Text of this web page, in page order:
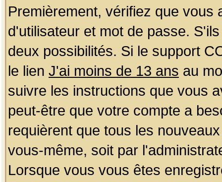
Premièrement, vérifiez que
d'utilisateur et mot de passe.
deux possibilités. Si le support
le lien J'ai moins de 13 ans au
suivre les instructions que vous
peut-être que votre compte a
requièrent que tous les
vous-même, soit par
Lorsque vous vous êtes